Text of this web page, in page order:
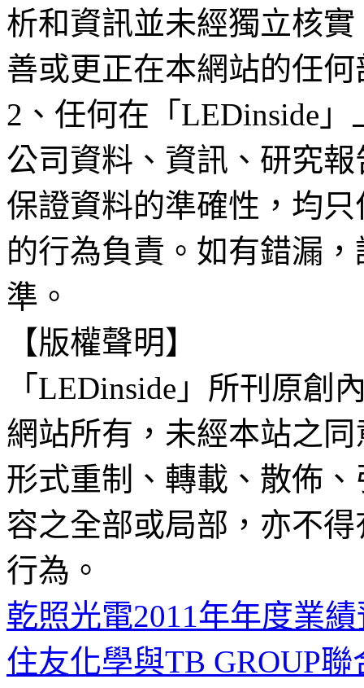
析和資訊並未經獨立核
善或更正在本網站的任
2、任何在「LEDinside
公司資料、資訊、研究
保證資料的準確性，均
的行為負責。如有錯漏
準。
【版權聲明】
「LEDinside」所刊原創
網站所有，未經本站之
形式重制、轉載、散佈
容之全部或局部，亦不
行為。
乾照光電2011年年度業
住友化學與TB GROUP